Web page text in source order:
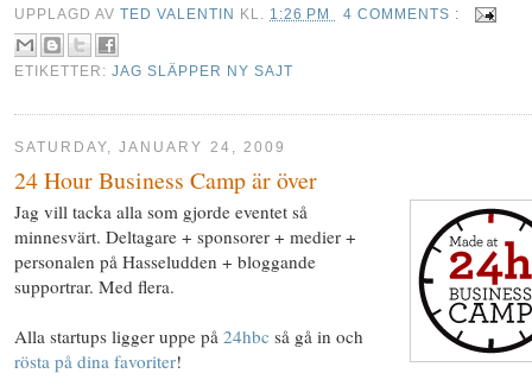
UPPLAGD AVTED VALENTIN KL. 1:26 PM 4 COMMENTS :
ETIKETTER:JAG SLÄPPER NY SAJT
SATURDAY, JANUARY 24, 2009
24 Hour Business Camp är över
Jag vill tacka alla som gjorde eventet så
minnesvärt. Deltagare + sponsorer + medier +
personalen på Hasseludden + bloggande
supportrar. Med flera.
Alla startups ligger uppe på 24hbc så gå in och
rösta på dina favoriter!